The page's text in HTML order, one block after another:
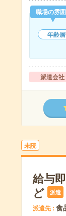
職場の雰
年齢層
派遣会社
未読
給与
ど
派遣
派遣先 食